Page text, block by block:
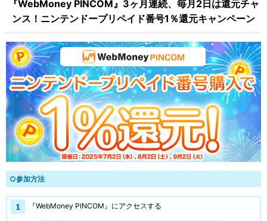
『WebMoney PINCOM』3ヶ月連続、毎月2日は還元チャ
ンス！ニンテンドープリペイド番号1％還元キャンペーン
○参加方法
『WebMoney PINCOM』にアクセスする